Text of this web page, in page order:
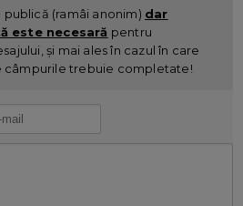
(ramâi anonim) dar
este necesară pentru
și mai ales în cazul în care
câmpurile trebuie completate!